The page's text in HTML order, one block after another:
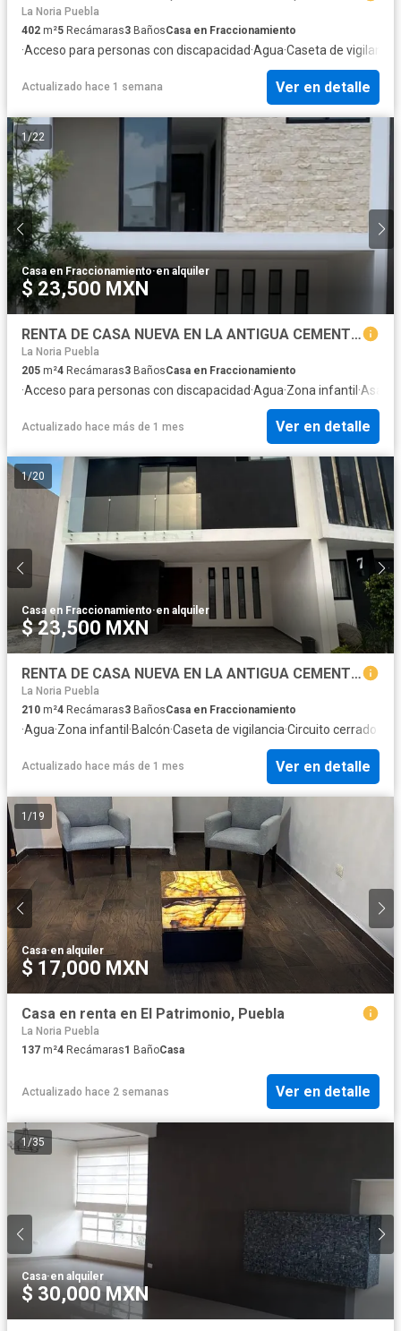
La Noria Puebla
402 m²5 Recámaras3 BañosCasa en Fraccionamiento
·Acceso para personas con discapacidad·Agua·Caseta de vigilancia
Actualizado hace 1 semana Ver en detalle
1/22
Casa en Fraccionamiento·en alquiler
$ 23,500 MXN
RENTA DE CASA NUEVA EN LA ANTIGUA CEMENTERA, PUEBLA, PUEBLE, 4 RECAMARAS, SALA DE TV Y ROOF GARDEN
La Noria Puebla
205 m²4 Recámaras3 BañosCasa en Fraccionamiento
·Acceso para personas con discapacidad·Agua·Zona infantil ·Asador
Actualizado hace más de 1 mes Ver en detalle
1/20
Casa en Fraccionamiento·en alquiler
$ 23,500 MXN
RENTA DE CASA NUEVA EN LA ANTIGUA CEMENTERA, PUEBLA, CUATRO RECAMARAS, SALA DE TV Y ROOF GARDEN
La Noria Puebla
210 m²4 Recámaras3 BañosCasa en Fraccionamiento
·Agua·Zona infantil ·Balcón·Caseta de vigilancia·Circuito cerrado de
Actualizado hace más de 1 mes Ver en detalle
1 /19
Casa·en alquiler
$ 17,000 MXN
Casa en renta en El Patrimonio, Puebla
La Noria Puebla
137 m²4 Recámaras1 BañoCasa
Actualizado hace 2 semanas Ver en detalle
1/35
Casa·en alquiler
$ 30,000 MXN